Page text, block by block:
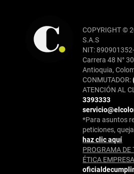
COPYRIGHT ©
S.A.S
NIT:
Carrera 48 N°
Antioquia,
CONMUTADOR:
ATENCIÓN AL
3393333
*Para asuntos
peticiones,
haz clic aquí
PROGRAMA DE
ÉTICA